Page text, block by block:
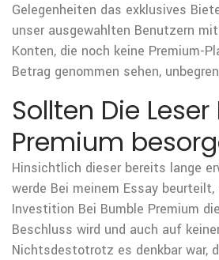
Gelegenheiten das exklusives
unser ausgewahlten Benutzern
Konten, die noch keine Premium-
Betrag genommen sehen,
Sollten Die
Premium
Hinsichtlich dieser bereits lange
werde Bei meinem Essay
Investition Bei Bumble Premium
Beschluss wird und auch auf
Nichtsdestotrotz es denkbar war,